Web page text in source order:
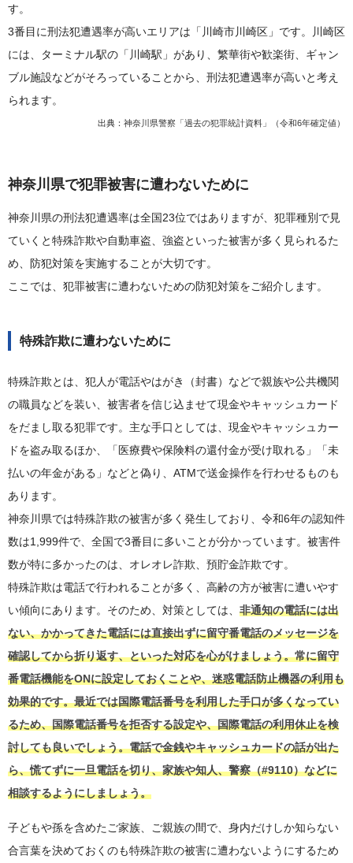
す。
3番目に刑法犯遭遇率が高いエリアは「川崎市川崎区」です。川崎区
には、ターミナル駅の「川崎駅」があり、繁華街や歓楽街、ギャン
ブル施設などがそろっていることから、刑法犯遭遇率が高いと考え
られます。
出典： 神奈川県警察「過去の犯罪統計資料」（令和6年確定値）
神奈川県で犯罪被害に遭わないために
神奈川県の刑法犯遭遇率は全国23位ではありますが、犯罪種別で見
ていくと特殊詐欺や自動車盗、強盗といった被害が多く見られるた
め、防犯対策を実施することが大切です。
ここでは、犯罪被害に遭わないための防犯対策をご紹介します。
特殊詐欺に遭わないために
特殊詐欺とは、犯人が電話やはがき（封書）などで親族や公共機関
の職員などを装い、被害者を信じ込ませて現金やキャッシュカード
をだまし取る犯罪です。主な手口としては、現金やキャッシュカー
ドを盗み取るほか、「医療費や保険料の還付金が受け取れる」「未
払いの年金がある」などと偽り、ATMで送金操作を行わせるものも
あります。
神奈川県では特殊詐欺の被害が多く発生しており、令和6年の認知件
数は1,999件で、全国で3番目に多いことが分かっています。被害件
数が特に多かったのは、オレオレ詐欺、預貯金詐欺です。
特殊詐欺は電話で行われることが多く、高齢の方が被害に遭いやす
い傾向にあります。そのため、対策としては、 非通知の電話には出
ない、かかってきた電話には直接出ずに留守番電話のメッセージを
確認してから折り返す、といった対応を心がけましょう。常に留守
番電話機能をONに設定しておくことや、迷惑電話防止機器の利用も
効果的です。最近では国際電話番号を利用した手口が多くなってい
るため、国際電話番号を拒否する設定や、国際電話の利用休止を検
討しても良いでしょう。電話で金銭やキャッシュカードの話が出た
ら、慌てずに一旦電話を切り、家族や知人、警察（#9110）などに
相談するようにしましょう。
子どもや孫を含めたご家族、ご親族の間で、身内だけしか知らない
合言葉を決めておくのも特殊詐欺の被害に遭わないようにするため